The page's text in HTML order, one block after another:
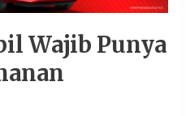
Wajib Punya